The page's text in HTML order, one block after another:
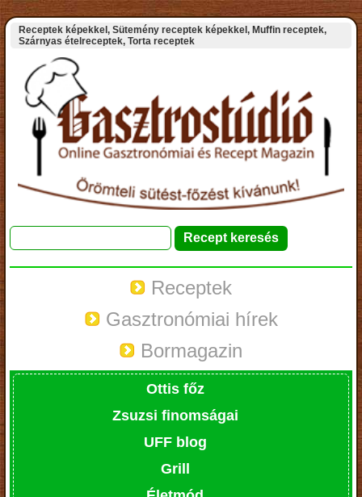
Receptek képekkel, Sütemény receptek képekkel, Muffin receptek,
Szárnyas ételreceptek, Torta receptek
Receptek
Gasztronómiai hírek
Bormagazin
Ottis főz
Zsuzsi finomságai
UFF blog
Grill